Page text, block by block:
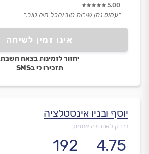
אינו זמין לשיחה
יחזור לזמינות בצאת השבת
תזכירו לי בSMS
5.00
״עמוס נתן שירות טוב והכל היה טוב.״
יוסף ובניו אינסטלציה
נבדק לאחרונה אתמול
4.75
192